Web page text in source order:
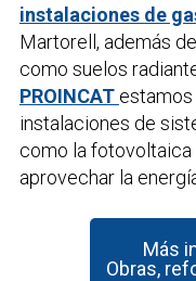
instalaciones de
Martorell, además de
como suelos
PROINCAT
instalaciones de
como la fotovoltaica
aprovechar la
Más
Obras,